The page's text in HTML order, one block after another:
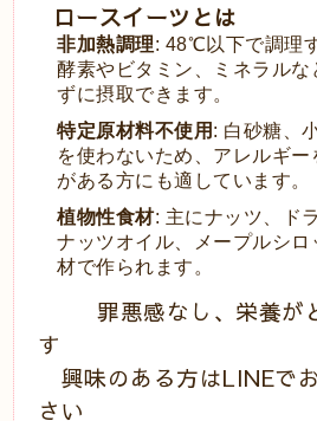
ロースイーツとは
非加熱調理: 48℃以下で調理
酵素やビタミン、ミネラル
ずに摂取できます。
特定原材料不使用 : 白砂糖、
を使わないため、アレルギ
がある方にも適しています。
植物性食材: 主にナッツ、ド
ナッツオイル、メープルシ
材で作られます。
罪悪感なし、栄養が
す
興味のある方はLINEで
さい